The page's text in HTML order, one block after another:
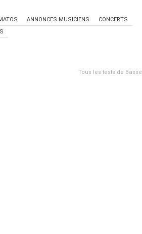
ANNONCES MUSICIENS
CONCERTS
Tous les tests de Basse